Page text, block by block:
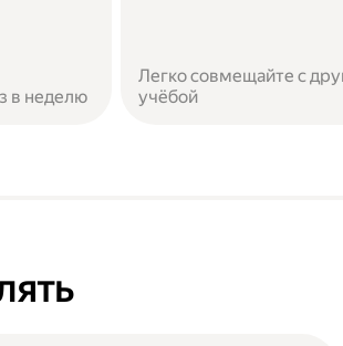
в неделю
Легко совмещайте с
учёбой